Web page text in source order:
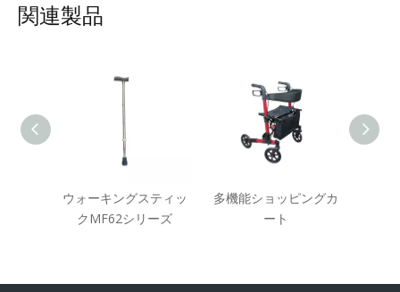
関連製品
ウォーキングスティッ
クMF62シリーズ
多機能ショッピングカ
ート